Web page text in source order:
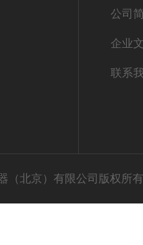
公司
企业
联系
（北京）有限公司版权